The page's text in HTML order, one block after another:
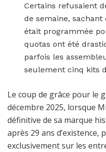
Certains refusaient
de semaine, sachant
était programmée
quotas ont été
parfois les
seulement cinq kits
Le coup de grâce pour le
décembre 2025, lorsque
définitive de sa marque
après 29 ans d’existence,
exclusivement sur les